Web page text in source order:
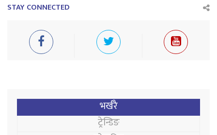
STAY CONNECTED
भर्खरै
ट्रेन्डिङ